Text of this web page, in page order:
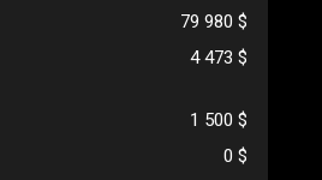
79 980 $
4 473 $
1 500 $
0 $